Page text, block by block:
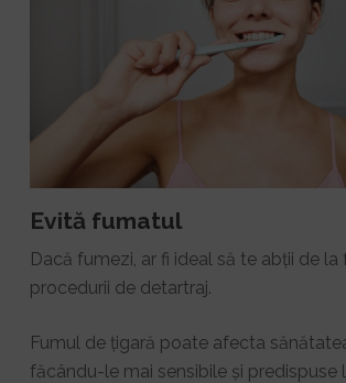
Evită fumatul
Dacă fumezi, ar fi ideal să te abții de la
procedurii de detartraj.
Fumul de țigară poate afecta
făcându-le mai sensibile și predispuse